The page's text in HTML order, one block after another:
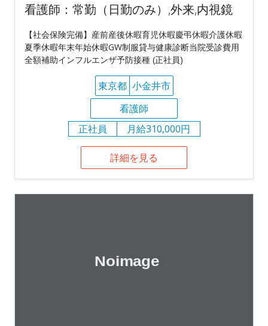
看護師：常勤（日勤のみ）,外来,内視鏡
【社会保険完備】産前産後休暇育児休暇慶弔休暇介護休暇
夏季休暇年末年始休暇GW制服貸与健康診断当院受診費用
全額補助インフルエンザ予防接種 (正社員)
東京都 小金井市
看護師
正社員
月給310,000円
詳細を見る